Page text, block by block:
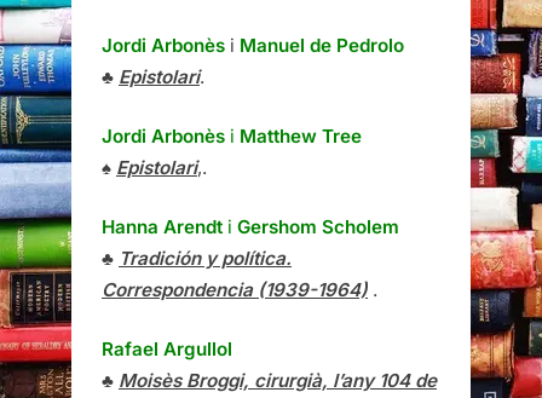
Jordi Arbonès i Manuel de Pedrolo
♣ Epistolari.
Jordi Arbonès i Matthew Tree
♠ Epistolari,.
Hanna Arendt i Gershom Scholem
♣ Tradición y política.
Correspondencia (1939-1964) .
Rafael Argullol
♣ Moisès Broggi, cirurgià, l’any 104 de